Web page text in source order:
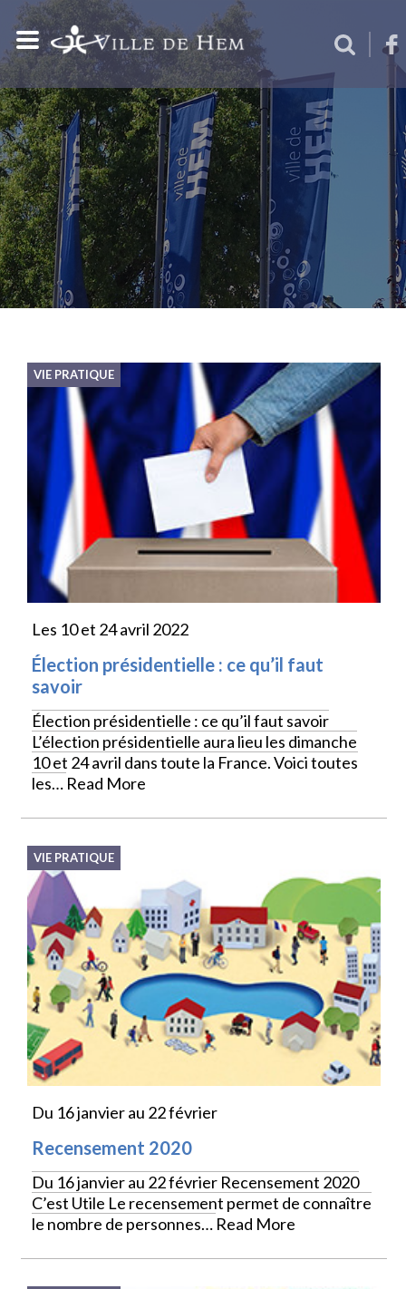
VIE PRATIQUE
Les 10 et 24 avril 2022
Élection présidentielle : ce qu’il faut
savoir
Élection présidentielle : ce qu’il faut savoir
L’élection présidentielle aura lieu les dimanche
10 et 24 avril dans toute la France. Voici toutes
les… Read More
VIE PRATIQUE
Du 16 janvier au 22 février
Recensement 2020
Du 16 janvier au 22 février Recensement 2020
C’est Utile Le recensement permet de connaître
le nombre de personnes… Read More